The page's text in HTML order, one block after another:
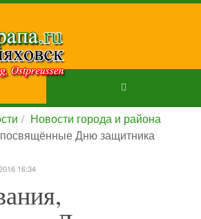
Новости города и района
Дню защитника
16:34